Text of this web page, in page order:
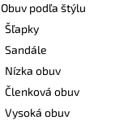
Obuv podľa štýlu
Šľapky
Sandále
Nízka obuv
Členková obuv
Vysoká obuv